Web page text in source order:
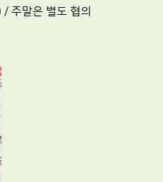
말은 별도 협의